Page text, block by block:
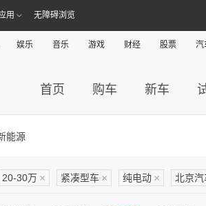
用 无障碍浏览
娱乐 音乐 游戏 财经 股票 汽
首页 购车 新车
能源
20-30万 × 紧凑型车 × 纯电动 × 北京汽